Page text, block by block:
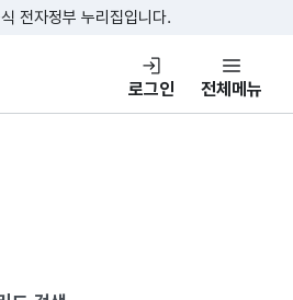
콘텐츠 바로가기
푸터 바로가기
전자정부 누리집입니다.
공데이터포털
로그인 전체메뉴